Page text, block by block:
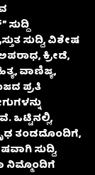
ಸುದ್ದಿ, ವಿಶೇಷ
ಕ್ರೀಡೆ,
ವಾಣಿಜ್ಯ,
ಪ್ರತಿ
ಒಟ್ಟಿನಲ್ಲಿ,
ತಂಡದೊಂದಿಗೆ,
ಸುದ್ದಿ,
ನಿಮ್ಮೊಂದಿಗೆ